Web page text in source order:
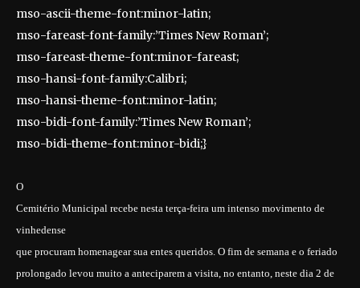
mso-ascii-theme-font:minor-latin;
mso-fareast-font-family:’Times New Roman’;
mso-fareast-theme-font:minor-fareast;
mso-hansi-font-family:Calibri;
mso-hansi-theme-font:minor-latin;
mso-bidi-font-family:’Times New Roman’;
mso-bidi-theme-font:minor-bidi;}
O
Cemitério Municipal recebe nesta terça-feira um intenso movimento de
vinhedense
que procuram homenagear sua entes queridos. O fim de semana e o feriado
prolongado levou muito a anteciparem a visita, no entanto, neste dia 2 de